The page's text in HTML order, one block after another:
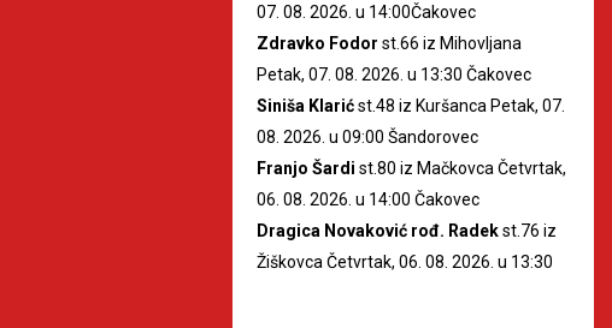
07. 08. 2026. u 14:00Čakovec
Zdravko Fodor st.66 iz Mihovljana
Petak, 07. 08. 2026. u 13:30 Čakovec
Siniša Klarićst.48 iz Kuršanca Petak, 07.
08. 2026. u 09:00 Šandorovec
Franjo Šardi st.80 iz Mačkovca Četvrtak,
06. 08. 2026. u 14:00 Čakovec
Dragica Novaković rođ. Radekst.76 iz
Žiškovca Četvrtak, 06. 08. 2026. u 13:30